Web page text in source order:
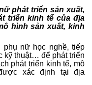
phát triển sản xuất,
triển kinh tế của địa
hình sản xuất, kinh
nữ học nghề, tiếp
kỹ thuật… để phát triển
phát triển kinh tế, mô
xác định tại địa